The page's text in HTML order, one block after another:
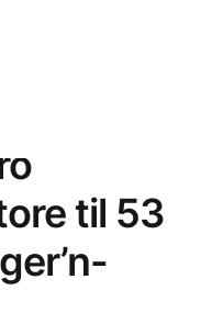
til 53